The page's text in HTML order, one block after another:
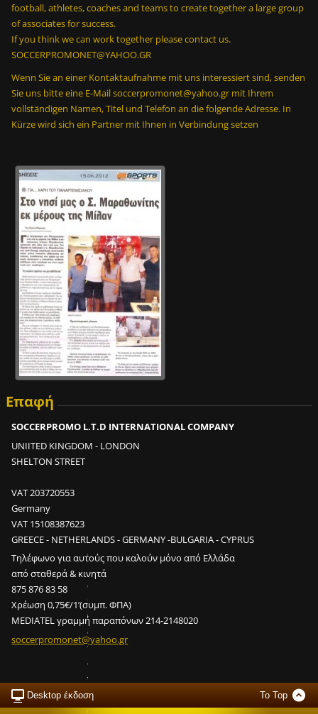
ν
α
ι
δ
υ
ν
α
τ
ό
ν
σ
ε
football, athletes, coaches and teams to create together a large group
of associates for success.
If you think we can work together please contact us.
SOCCERPROMONET@YAHOO.GR
Wenn Sie an einer Kontaktaufnahme mit uns interessiert sind, senden
Sie uns bitte eine E-Mail soccerpromonet@yahoo.gr mit Ihrem
vollständigen Namen, Titel und Telefon an die folgende Adresse. In
Kürze wird sich ein Partner mit Ihnen in Verbindung setzen
Επαφή
SOCCERPROMO L.T.D INTERNATIONAL COMPANY
UNIITED KINGDOM - LONDON
SHELTON STREET
VAT 203720553
Germany
VAT 15108387623
GREECE - NETHERLANDS - GERMANY -BULGARIA - CYPRUS
Τηλέφωνο για αυτούς που καλούν μόνο από Ελλάδα
από σταθερά & κινητά
875 876 83 58
Χρέωση 0,75€/1’(συμπ. ΦΠΑ)
MEDIATEL γραμμή παραπόνων 214-2148020
soccerpromonet@yahoo.gr
Desktop έκδοση To Top